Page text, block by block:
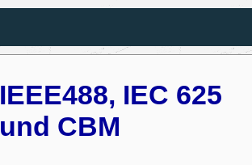
IEEE488, IEC 625
und CBM